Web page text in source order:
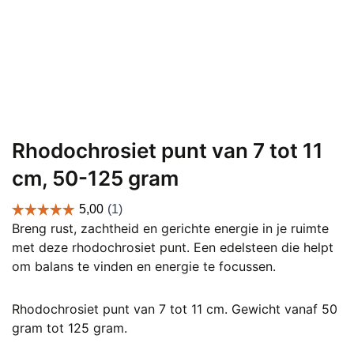
Rhodochrosiet punt van 7 tot 11
cm, 50-125 gram
Breng rust, zachtheid en gerichte energie in je ruimte
met deze rhodochrosiet punt. Een edelsteen die helpt
om balans te vinden en energie te focussen.
Rhodochrosiet punt van 7 tot 11 cm. Gewicht vanaf 50
gram tot 125 gram.